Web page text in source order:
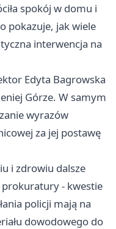
spokój w domu i
pokazuje, jak wiele
interwencja na
Edyta Bagrowska
Górze. W samym
wyrazów
za jej postawę
i zdrowiu dalsze
prokuratury - kwestie
policji mają na
dowodowego do